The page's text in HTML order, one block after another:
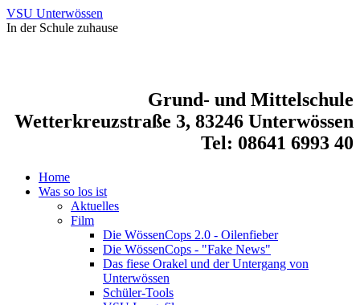
VSU Unterwössen
In der Schule zuhause
Grund- und Mittelschule
Wetterkreuzstraße 3, 83246 Unterwössen
Tel: 08641 6993 40
Home
Was so los ist
Aktuelles
Film
Die WössenCops 2.0 - Oilenfieber
Die WössenCops - "Fake News"
Das fiese Orakel und der Untergang von
Unterwössen
Schüler-Tools